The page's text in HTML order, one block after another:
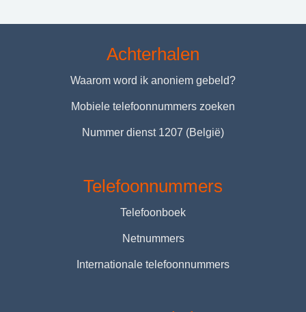
Achterhalen
Waarom word ik anoniem gebeld?
Mobiele telefoonnummers zoeken
Nummer dienst 1207 (België)
Telefoonnummers
Telefoonboek
Netnummers
Internationale telefoonnummers